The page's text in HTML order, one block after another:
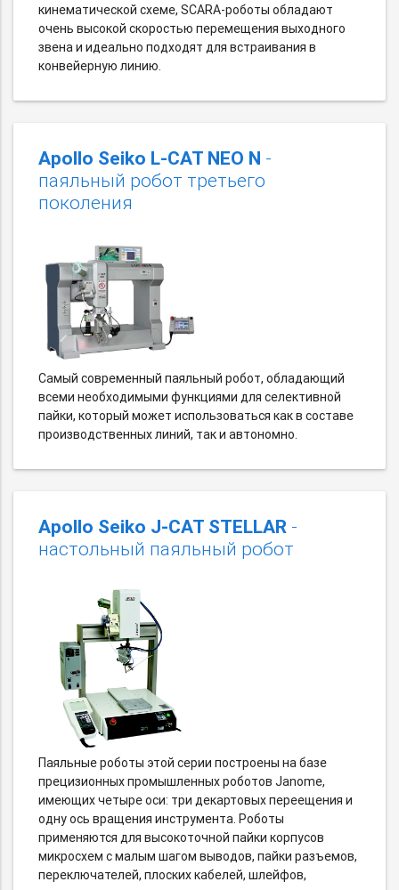
кинематической схеме, SCARA-роботы обладают
очень высокой скоростью перемещения выходного
звена и идеально подходят для встраивания в
конвейерную линию.
Apollo Seiko L-CAT NEO N -
паяльный робот третьего
поколения
Самый современный паяльный робот, обладающий
всеми необходимыми функциями для селективной
пайки, который может использоваться как в составе
производственных линий, так и автономно.
Apollo Seiko J-CAT STELLAR -
настольный паяльный робот
Паяльные роботы этой серии построены на базе
прецизионных промышленных роботов Janome,
имеющих четыре оси: три декартовых переещения и
одну ось вращения инструмента. Роботы
применяются для высокоточной пайки корпусов
микросхем с малым шагом выводов, пайки разъемов,
переключателей, плоских кабелей, шлейфов,